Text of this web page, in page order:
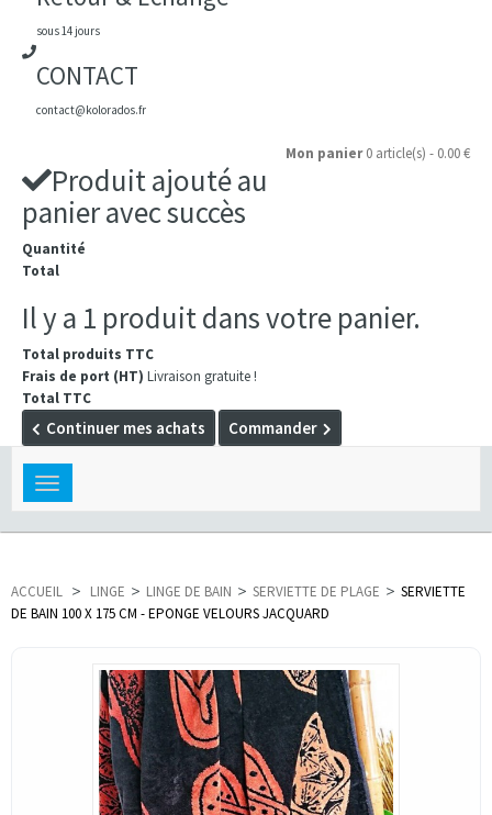
sous 14 jours
CONTACT
contact@kolorados.fr
Mon panier 0 article(s) - 0.00 €
Produit ajouté au
panier avec succès
Quantité
Total
Il y a 1 produit dans votre panier.
Total produits TTC
Frais de port (HT) Livraison gratuite !
Total TTC
Continuer mes achats Commander
Toggle
navigation
ACCUEIL > LINGE > LINGE DE BAIN > SERVIETTE DE PLAGE > SERVIETTE
DE BAIN 100 X 175 CM - EPONGE VELOURS JACQUARD